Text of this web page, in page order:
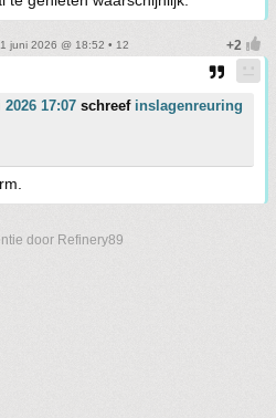
juni 2026 @ 18:52 • 12
17:07 schreef inslagenreuring
door Refinery89